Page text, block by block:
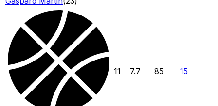
11 7.7 85 15